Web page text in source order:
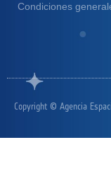
Condiciones
Copyright © Agencia